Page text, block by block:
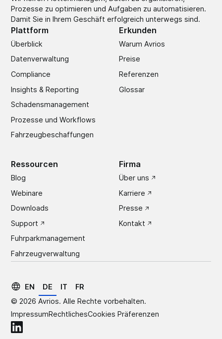
Prozesse zu optimieren und Aufgaben zu automatisieren.
Damit Sie in Ihrem Geschäft erfolgreich unterwegs sind.
Plattform
Überblick
Datenverwaltung
Compliance
Insights & Reporting
Schadens­management
Prozesse und Workflows
Fahrzeugbeschaffungen
Erkunden
Warum Avrios
Preise
Referenzen
Glossar
Ressourcen
Blog
Webinare
Downloads
Support
Fuhrparkmanagement
Fahrzeugverwaltung
Firma
Über uns
Karriere
Presse
Kontakt
EN DE IT
FR
© 2026 Avrios. Alle Rechte vorbehalten.
ImpressumRechtlichesCookies Präferenzen